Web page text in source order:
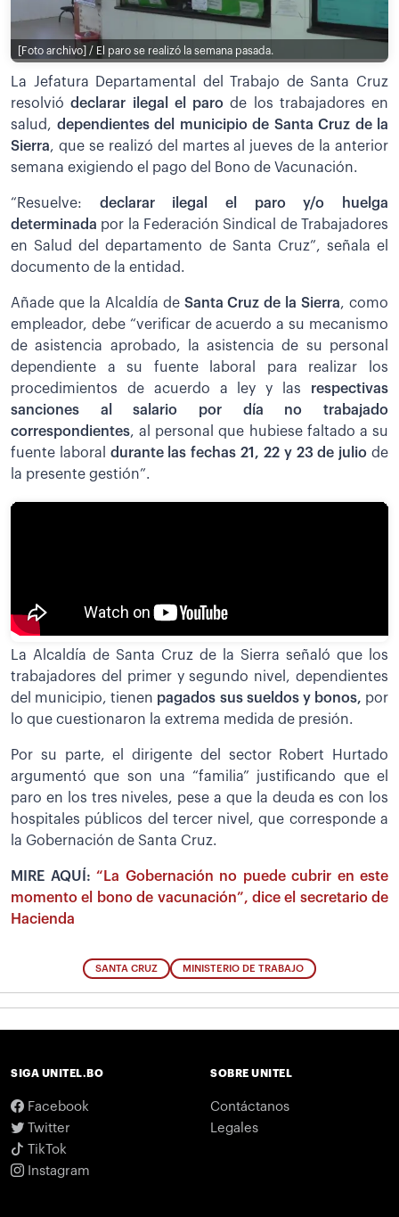
[Foto archivo] / El paro se realizó la semana pasada.
La Jefatura Departamental del Trabajo de Santa Cruz
resolviódeclarar ilegal el paro de los trabajadores en
salud, dependientes del municipio de Santa Cruz de la
Sierra, que se realizó del martes al jueves de la anterior
semana exigiendo el pago del Bono de Vacunación.
“Resuelve: declarar ilegal el paro y/o huelga
determinada por la Federación Sindical de Trabajadores
en Salud del departamento de Santa Cruz”, señala el
documento de la entidad.
Añade que la Alcaldía deSanta Cruz de la Sierra, como
empleador, debe “verificar de acuerdo a su mecanismo
de asistencia aprobado, la asistencia de su personal
dependiente a su fuente laboral para realizar los
procedimientos de acuerdo a ley y las respectivas
sanciones al salario por día no trabajado
correspondientes, al personal que hubiese faltado a su
fuente laboral durante las fechas 21, 22 y 23 de juliode
la presente gestión”.
La Alcaldía de Santa Cruz de la Sierra señaló que los
trabajadores del primer y segundo nivel, dependientes
del municipio, tienen pagados sus sueldos y bonos, por
lo que cuestionaron la extrema medida de presión.
Por su parte, el dirigente del sector Robert Hurtado
argumentó que son una “familia” justificando que el
paro en los tres niveles, pese a que la deuda es con los
hospitales públicos del tercer nivel, que corresponde a
la Gobernación de Santa Cruz.
MIRE AQUÍ: “La Gobernación no puede cubrir en este
momento el bono de vacunación”, dice el secretario de
Hacienda
SANTA CRUZ MINISTERIO DE TRABAJO
SIGA UNITEL.BO
Facebook
Twitter
TikTok
Instagram
SOBRE UNITEL
Contáctanos
Legales